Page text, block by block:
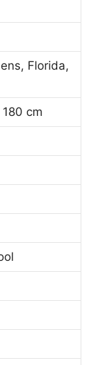
Florida,
cm